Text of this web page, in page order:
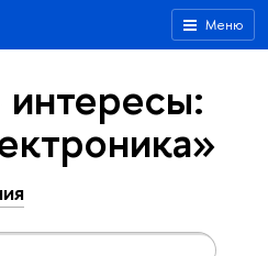
Меню